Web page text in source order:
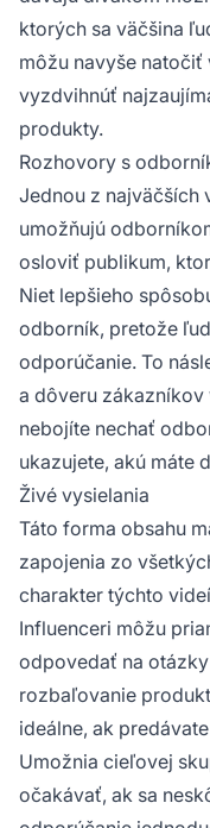
ktorých sa väčšina
môžu navyše
vyzdvihnúť
produkty.
Rozhovory s
Jednou z najväčších
umožňujú
osloviť publikum,
Niet lepšieho
odborník, pretože
odporúčanie. To
a dôveru zákazníkov
nebojíte nechať
ukazujete, akú máte
Živé vysielania
Táto forma obsahu
zapojenia zo
charakter týchto
Influenceri môžu
odpovedať na
rozbaľovanie
ideálne, ak
Umožnia cieľovej
očakávať, ak sa